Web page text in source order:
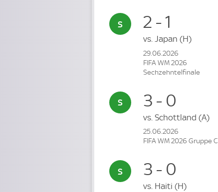
2 - 1
vs. Japan (H)
29.06.2026
FIFA WM 2026
Sechzehntelfinale
3 - 0
vs. Schottland (A)
25.06.2026
FIFA WM 2026 Gruppe C
3 - 0
vs. Haiti (H)